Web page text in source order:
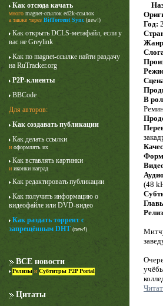
Как отсюда качать
много magnet-ссылок ed2k-ссылок
а также через BitTorrent Sync (new!)
Как открыть DCLS-метафайл, если у
вас не Greylink
Как по magnet-ссылке найти раздачу
на RuTracker.org
P2P-клиенты
BBCode
Для авторов:
Как создавать публикации
Как делать ссылки
и оформлять их
Как вставлять картинки
и иконки наград
Как редактировать публикации
Как получить информацию о
видеофайле или DVD-видео
Как раздать торрент с
запрещённым DHT (new!)
ВСЕ новости
Релизы и Субтитры P2P Portal
Цитаты
Год:
В
(48